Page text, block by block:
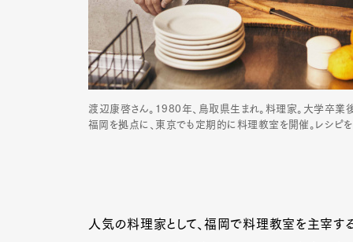
渡辺康啓さん。1980年、鳥取県生まれ。料理家。大学卒業
福岡を拠点に、東京でも定期的に料理教室を開催。レシピを
人気の料理家として、福岡で料理教室を主宰す